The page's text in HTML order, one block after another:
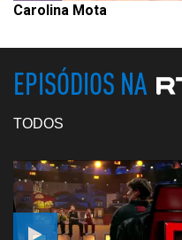
Carolina Mota
EPISÓDIOS NA
TODOS